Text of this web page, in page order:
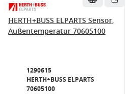
HERTH+BUSS ELPARTS Sensor,
Außentemperatur 70605100
1290615
HERTH+BUSS ELPARTS
70605100